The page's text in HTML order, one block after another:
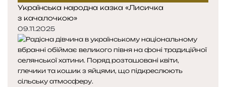
Українська народна казка «Лисичка
з качалочкою»
09.11.2025